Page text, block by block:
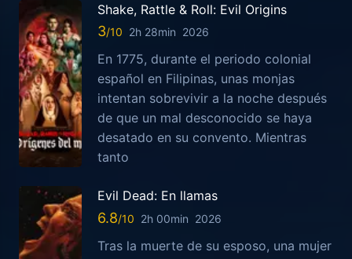
Shake, Rattle & Roll: Evil Origins
3 2h 28min 2026
En 1775, durante el periodo colonial
español en Filipinas, unas monjas
intentan sobrevivir a la noche después
de que un mal desconocido se haya
desatado en su convento. Mientras
tanto
Evil Dead: En llamas
6.8 2h 00min 2026
Tras la muerte de su esposo, una mujer